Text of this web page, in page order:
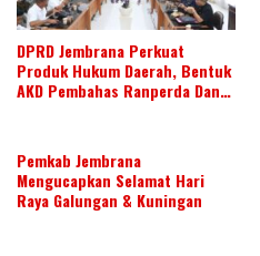
DPRD Jembrana Perkuat
Produk Hukum Daerah, Bentuk
AKD Pembahas Ranperda Dan
Pemkab Jembrana
Mengucapkan Selamat Hari
Raya Galungan & Kuningan